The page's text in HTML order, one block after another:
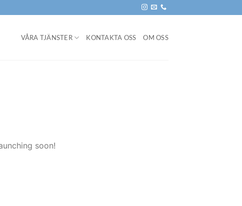
VÅRA TJÄNSTER KONTAKTA OSS OM OSS
soon!